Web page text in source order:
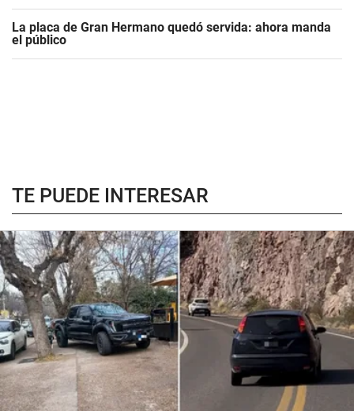
La placa de Gran Hermano quedó servida: ahora manda
el público
TE PUEDE INTERESAR